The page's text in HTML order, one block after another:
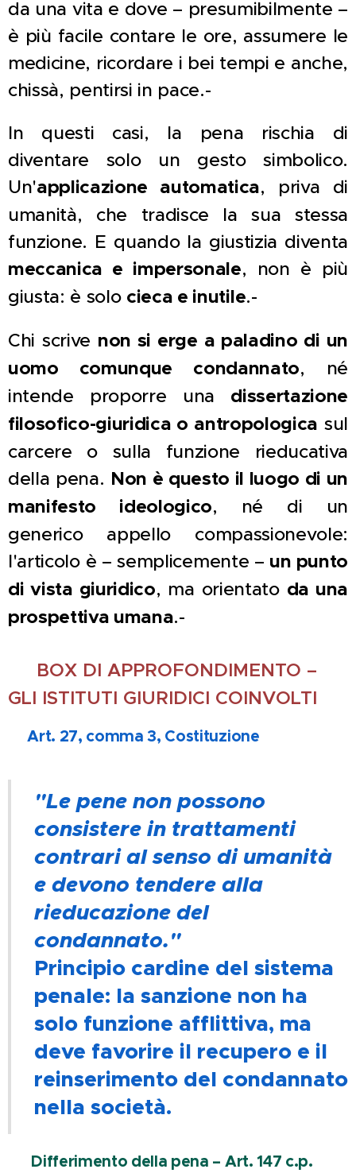
da una vita e dove – presumibilmente –
è più facile contare le ore, assumere le
medicine, ricordare i bei tempi e anche,
chissà, pentirsi in pace.-
In questi casi, la pena rischia di
diventare solo un gesto simbolico.
Un'applicazione automatica, priva di
umanità, che tradisce la sua stessa
funzione. E quando la giustizia diventa
meccanica e impersonale, non è più
giusta: è solo cieca e inutile.-
Chi scrive non si erge a paladino di un
uomo comunque condannato, né
intende proporre una dissertazione
filosofico-giuridica o antropologica sul
carcere o sulla funzione rieducativa
della pena. Non è questo il luogo di un
manifesto ideologico, né di un
generico appello compassionevole:
l'articolo è – semplicemente – un punto
di vista giuridico, ma orientato da una
prospettiva umana.-
BOX DI APPROFONDIMENTO –
GLI ISTITUTI GIURIDICI COINVOLTI
🔹Art. 27, comma 3, Costituzione
"Le pene non possono
consistere in trattamenti
contrari al senso di umanità
e devono tendere alla
rieducazione del
condannato."
Principio cardine del sistema
penale: la sanzione non ha
solo funzione afflittiva, ma
deve favorire il recupero e il
reinserimento del condannato
nella società.
Differimento della pena – Art. 147 c.p.